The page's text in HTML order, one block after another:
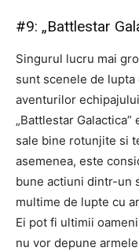
#9: „Battlestar
Singurul lucru mai
sunt scenele de
aventurilor
„Battlestar
sale bine rotunjite si
asemenea, este
bune actiuni dintr-un
multime de lupte cu
Ei pot fi ultimii
nu vor depune